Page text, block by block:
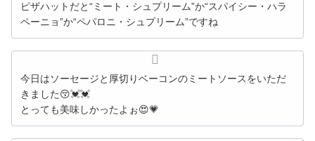
ピザハットだと“ミート・シュプリーム”か“スパイシー・ハラ
ペーニョ”か“ペパロニ・シュプリーム”ですね
今日はソーセージと厚切りベーコンのミートソースをいただ
きました😚💓💓
とっても美味しかったよぉ😍💗